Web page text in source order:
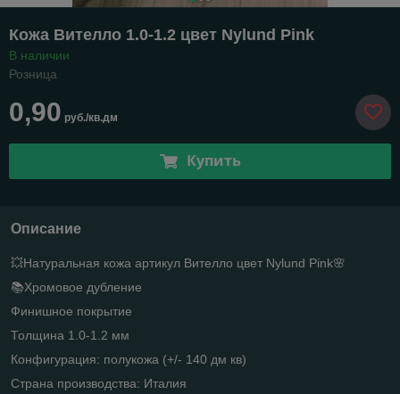
Кожа Вителло 1.0-1.2 цвет Nylund Pink
В наличии
Розница
0,90 руб./кв.дм
Купить
Описание
💥Натуральная кожа артикул Вителло цвет Nylund Pink🌸
📚Хромовое дубление
Финишное покрытие
Толщина 1.0-1.2 мм
Конфигурация: полукожа (+/- 140 дм кв)
Страна производства: Италия